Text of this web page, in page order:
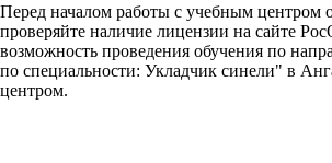
Перед началом работы с учебным центром
проверяйте наличие лицензии на сайте
возможность проведения обучения по
по специальности: Укладчик синели" в
центром.